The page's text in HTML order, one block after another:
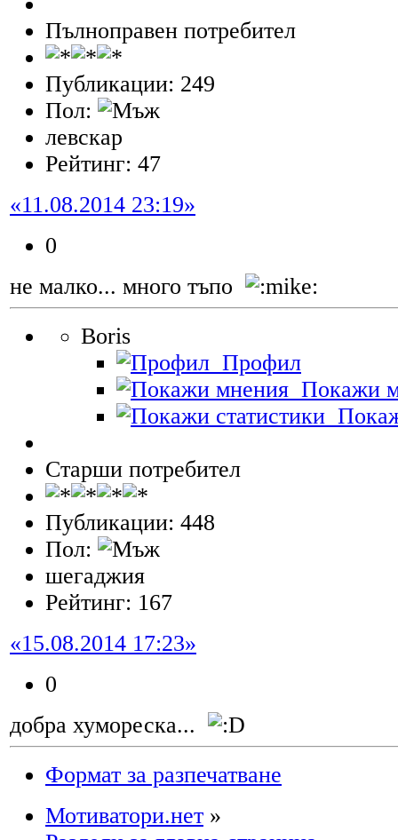
Пълноправен потребител
Публикации: 249
Пол:
левскар
Рейтинг: 47
«11.08.2014 23:19»
0
не малко... много тъпо
Boris
Профил
Покажи
Старши потребител
Публикации: 448
Пол:
шегаджия
Рейтинг: 167
«15.08.2014 17:23»
0
добра хумореска...
Формат за разпечатване
Мотиватори.нет »